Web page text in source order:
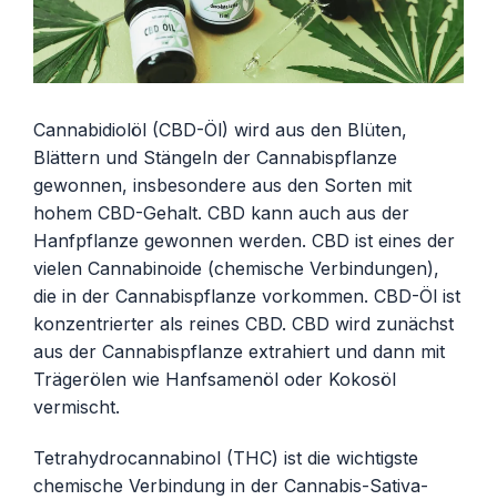
Cannabidiolöl (CBD-Öl) wird aus den Blüten,
Blättern und Stängeln der Cannabispflanze
gewonnen, insbesondere aus den Sorten mit
hohem CBD-Gehalt. CBD kann auch aus der
Hanfpflanze gewonnen werden. CBD ist eines der
vielen Cannabinoide (chemische Verbindungen),
die in der Cannabispflanze vorkommen. CBD-Öl ist
konzentrierter als reines CBD. CBD wird zunächst
aus der Cannabispflanze extrahiert und dann mit
Trägerölen wie Hanfsamenöl oder Kokosöl
vermischt.
Tetrahydrocannabinol (THC) ist die wichtigste
chemische Verbindung in der Cannabis-Sativa-